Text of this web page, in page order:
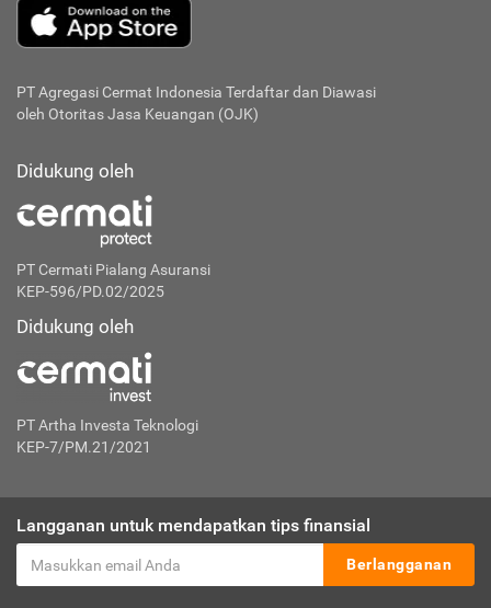
PT Agregasi Cermat Indonesia Terdaftar dan Diawasi
oleh Otoritas Jasa Keuangan (OJK)
Didukung oleh
PT Cermati Pialang Asuransi
KEP-596/PD.02/2025
Didukung oleh
PT Artha Investa Teknologi
KEP-7/PM.21/2021
Langganan untuk mendapatkan tips finansial
Berlangganan